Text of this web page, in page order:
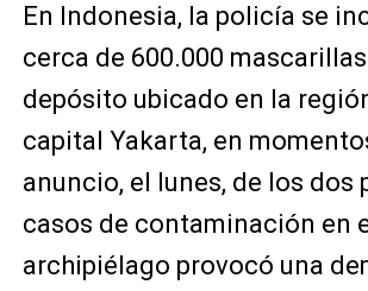
En Indonesia, la policía se
cerca de 600.000
depósito ubicado en la
capital Yakarta, en
anuncio, el lunes, de los dos
casos de contaminación en
archipiélago provocó una